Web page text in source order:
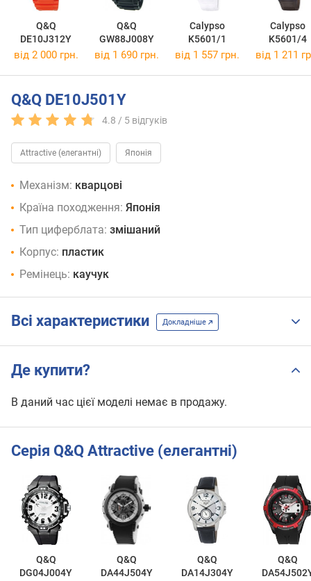
Q&Q
DE10J312Y
Q&Q
GW88J008Y
Calypso
K5601/1
Calypso
K5601/4
від 2 000 грн. від 1 690 грн. від 1 557 грн. від 1 211
Q&Q DE10J501Y
4.8 / 5 відгуків
Attractive (елегантні) Японія
Механізм: кварцові
Країна походження: Японія
Тип циферблата: змішаний
Корпус: пластик
Ремінець: каучук
Всі характеристики Докладніше
Де купити?
В даний час цієї моделі немає в продажу.
Серія Q&Q Attractive (елегантні)
Q&Q
DG04J004Y
Q&Q
DA44J504Y
Q&Q
DA14J304Y
Q&Q